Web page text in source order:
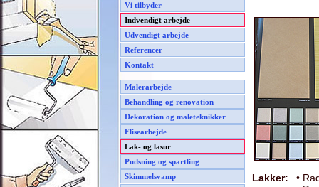
Vi tilbyder
Indvendigt arbejde
Udvendigt arbejde
Referencer
Kontakt
Malerarbejde
Behandling og renovation
Dekoration og maleteknikker
Flisearbejde
Lak- og lasur
Pudsning og spartling
Skimmelsvamp
Lakker:
•